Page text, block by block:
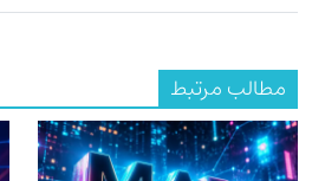
مطالب مرتبط